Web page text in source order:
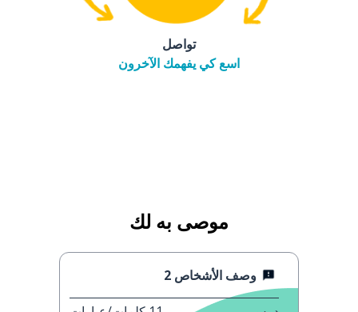
تواصل
اسع كي يفهمك الآخرون
موصى به لك
وصف الأشخاص 2